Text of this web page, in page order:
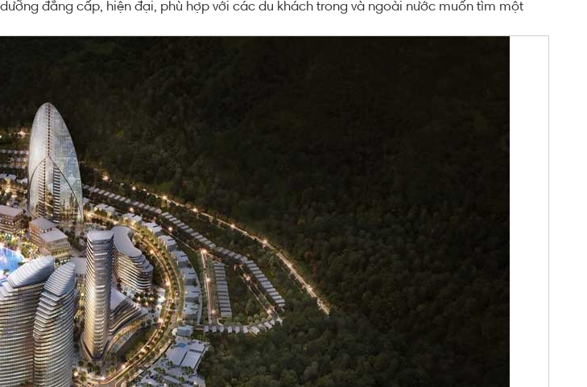
đẳng cấp, hiện đại, phù hợp với các du khách trong và ngoài nước muốn tìm một